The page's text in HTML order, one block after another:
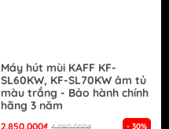
Máy hút mùi KAFF KF-
SL60KW, KF-SL70KW âm tủ
màu trắng - Bảo hành chính
hãng 3 năm
2.850.000₫ - 30%